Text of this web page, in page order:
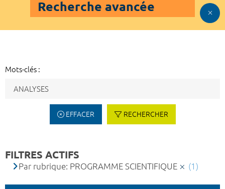
Recherche avancée
Mots-clés :
EFFACER RECHERCHER
FILTRES ACTIFS
Par rubrique: PROGRAMME SCIENTIFIQUE (1)